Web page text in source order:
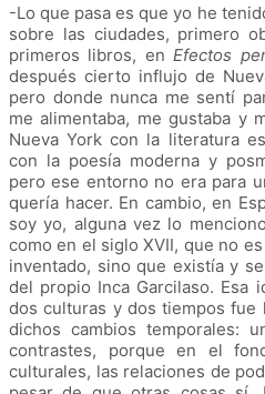
-Lo que pasa es que yo he
sobre las ciudades, primero
primeros libros, en Efectos
después cierto influjo de
pero donde nunca me sentí
me alimentaba, me gustaba y
Nueva York con la literatura
con la poesía moderna y
pero ese entorno no era para
quería hacer. En cambio, en
soy yo, alguna vez lo
como en el siglo XVII, que no
inventado, sino que existía y
del propio Inca Garcilaso. Esa
dos culturas y dos tiempos
dichos cambios temporales:
contrastes, porque en el
culturales, las relaciones de